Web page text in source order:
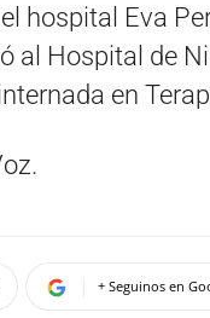
hospital Eva
al Hospital de
en
+ Seguinos en